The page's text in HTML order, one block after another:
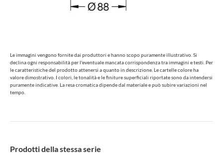
Le immagini vengono fornite dai produttori e hanno scopo puramente illustrativo. Si
declina ogni responsabilità per l'eventuale mancata corrispondenza tra immagini e testi. Per
le caratteristiche del prodotto attenersi a quanto in descrizione. Le cartelle colore ha
valore dimostrativo. I colori, le tonalità e le finiture superficiali riportate sono da intendersi
puramente indicative. La resa cromatica dipende dal materiale e può subire variazioni nel
tempo.
Prodotti della stessa serie